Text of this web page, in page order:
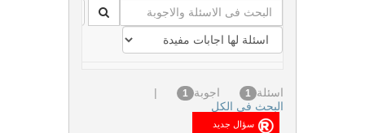
اسئلة 1 اجوبة 1
|
البحث فى الكل